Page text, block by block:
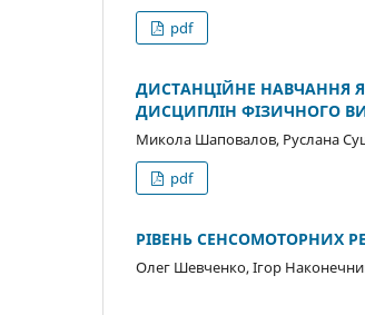
pdf
ДИСТАНЦІЙНЕ НАВЧАННЯ
ДИСЦИПЛІН ФІЗИЧНОГО
Микола Шаповалов, Руслана
pdf
РІВЕНЬ СЕНСОМОТОРНИХ
Олег Шевченко, Ігор